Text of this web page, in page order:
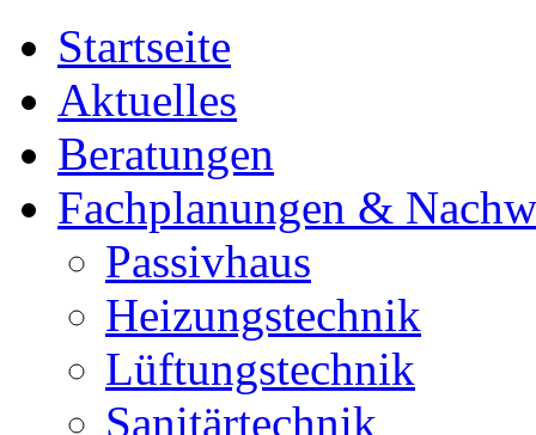
Startseite
Aktuelles
Beratungen
Fachplanungen &
Passivhaus
Heizungstechnik
Lüftungstechnik
Sanitärtechnik